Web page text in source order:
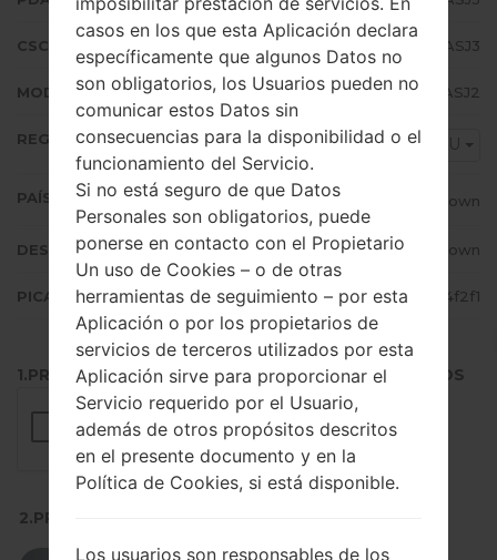
CSC VERSIÓN A105FOXM3ASJ3
MODEM/CP VERSIÓN A105FXXU3ASJ2
REGIÓN CAU
PAÍS (UN/EL PAÍS) Unknown
DESCRIPCIÓN Unknown
PICADILLO e67b30f230af67c1048c74eb98a4f2f1
1.PRESIONE EL BOTÓN PARA CARGAR LOS ARCHIVOS
2.PRESIONE PARA DESCARGAR
casos en los que esta Aplicación declara
específicamente que algunos Datos no
son obligatorios, los Usuarios pueden no
comunicar estos Datos sin
consecuencias para la disponibilidad o el
funcionamiento del Servicio.
Si no está seguro de que Datos
Personales son obligatorios, puede
ponerse en contacto con el Propietario
Un uso de Cookies – o de otras
herramientas de seguimiento – por esta
Aplicación o por los propietarios de
servicios de terceros utilizados por esta
Aplicación sirve para proporcionar el
Servicio requerido por el Usuario,
además de otros propósitos descritos
en el presente documento y en la
Política de Cookies, si está disponible.
Los usuarios son responsables de los